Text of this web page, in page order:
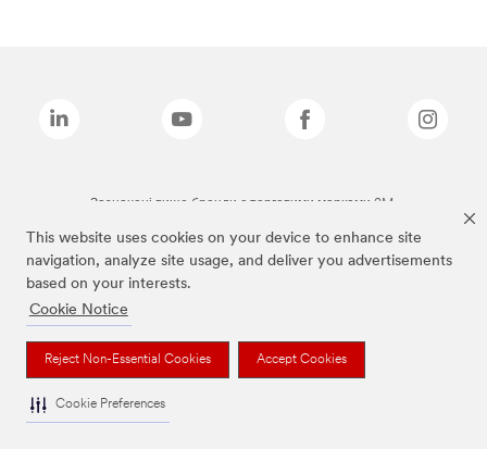
This website uses cookies on your device to enhance site
navigation, analyze site usage, and deliver you advertisements
based on your interests.
Cookie Notice
Reject Non-Essential Cookies Accept Cookies
Cookie Preferences
Зазначені вище бренди є торговими марками 3M.